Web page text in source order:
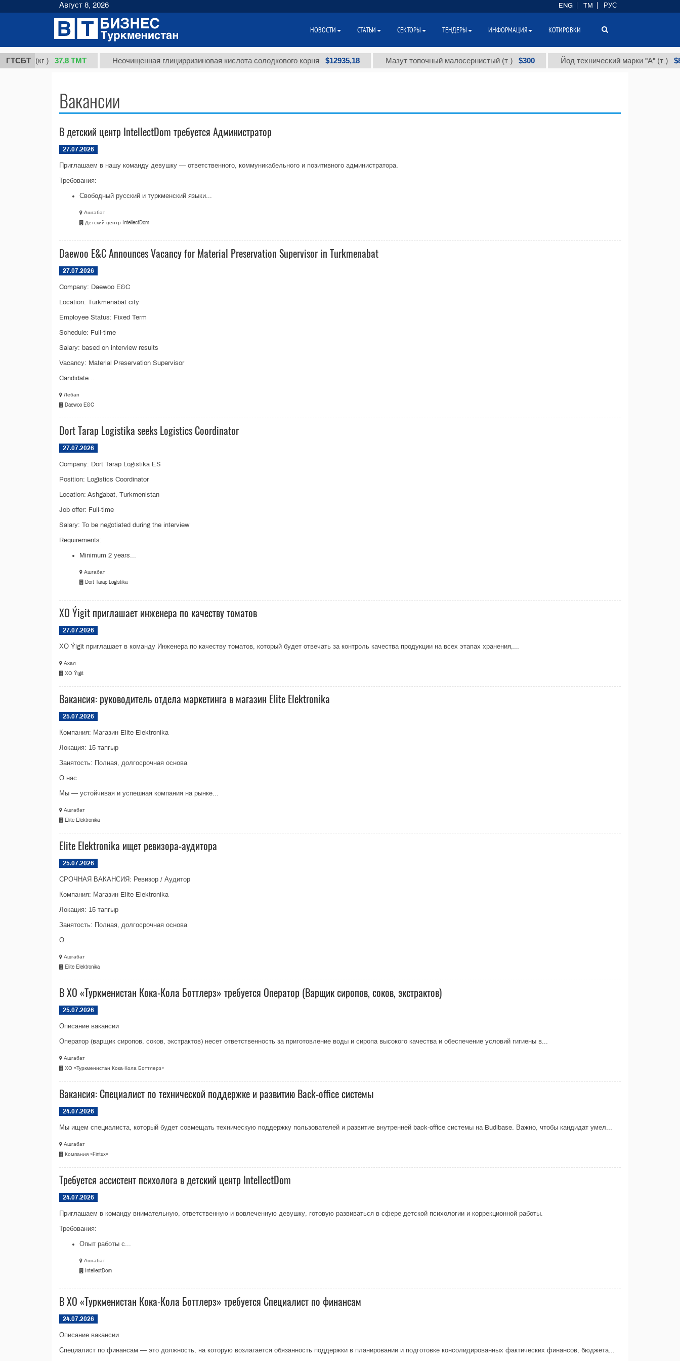
ГТСБТ
1 (кг.) 37,8 ТМТ Неочищенная глицирризиновая кислота солодкового корня $12935,18 Мазут топочный малосернистый (т.) $300 Йод технический марки "А" (т.) $86
Вакансии
В детский центр IntellectDom требуется Администратор
27.07.2026
Приглашаем в нашу команду девушку — ответственного, коммуникабельного и позитивного администратора.
Требования:
Свободный русский и туркменский языки...
Ашгабат
Детский центр IntellectDom
Daewoo E&C Announces Vacancy for Material Preservation Supervisor in Turkmenabat
27.07.2026
Company: Daewoo E&C
Location: Turkmenabat city
Employee Status: Fixed Term
Schedule: Full-time
Salary: based on interview results
Vacancy: Material Preservation Supervisor
Candidate...
Лебап
Daewoo E&C
Dort Tarap Logistika seeks Logistics Coordinator
27.07.2026
Company: Dort Tarap Logistika ES
Position: Logistics Coordinator
Location: Ashgabat, Turkmenistan
Job offer: Full-time
Salary: To be negotiated during the interview
Requirements:
Minimum 2 years...
Ашгабат
Dort Tarap Logistika
ХО Ýigit приглашает инженера по качеству томатов
27.07.2026
ХО Ýigit приглашает в команду Инженера по качеству томатов, который будет отвечать за контроль качества продукции на всех этапах хранения,...
Ахал
ХО Ýigit
Вакансия: руководитель отдела маркетинга в магазин Elite Elektronika
25.07.2026
Компания: Магазин Elite Elektronika
Локация: 15 тапгыр
Занятость: Полная, долгосрочная основа
О нас
Мы — устойчивая и успешная компания на рынке...
Ашгабат
Elite Elektronika
Elite Elektronika ищет ревизора-аудитора
25.07.2026
СРОЧНАЯ ВАКАНСИЯ: Ревизор / Аудитор
Компания: Магазин Elite Elektronika
Локация: 15 тапгыр
Занятость: Полная, долгосрочная основа
О...
Ашгабат
Elite Elektronika
В ХО «Туркменистан Кока-Кола Боттлерз» требуется Оператор (Варщик сиропов, соков, экстрактов)
25.07.2026
Описание вакансии
Оператор (варщик сиропов, соков, экстрактов) несет ответственность за приготовление воды и сиропа высокого качества и обеспечение условий гигиены в...
Ашгабат
ХО «Туркменистан Кока-Кола Боттлерз»
Вакансия: Специалист по технической поддержке и развитию Back-office системы
24.07.2026
Мы ищем специалиста, который будет совмещать техническую поддержку пользователей и развитие внутренней back-office системы на Budibase. Важно, чтобы кандидат умел...
Ашгабат
Компания «Fintex»
Требуется ассистент психолога в детский центр IntellectDom
24.07.2026
Приглашаем в команду внимательную, ответственную и вовлеченную девушку, готовую развиваться в сфере детской психологии и коррекционной работы.
Требования:
Опыт работы с...
Ашгабат
IntellectDom
В ХО «Туркменистан Кока-Кола Боттлерз» требуется Специалист по финансам
24.07.2026
Описание вакансии
Специалист по финансам — это должность, на которую возлагается обязанность поддержки в планировании и подготовке консолидированных фактических финансов, бюджета...
Август 8, 2026 ENG TM РУС
НОВОСТИ СТАТЬИ СЕКТОРЫ ТЕНДЕРЫ ИНФОРМАЦИЯ КОТИРОВКИ